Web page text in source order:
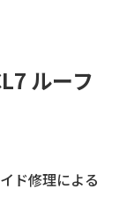
ルーフ
ド修理による